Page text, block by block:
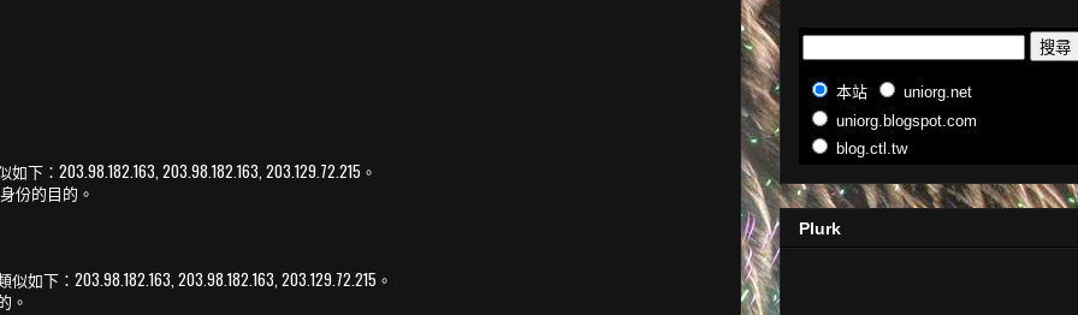
如下：203.98.182.163, 203.98.182.163, 203.129.72.215。
份的目的。
似如下：203.98.182.163, 203.98.182.163, 203.129.72.215。
。
本站
uniorg.net
uniorg.blogspot.com
blog.ctl.tw
Plurk